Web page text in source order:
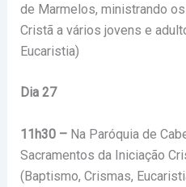
de Marmelos, ministrando
Cristã a vários jovens e
Eucaristia)
Dia 27
11h30 – Na Paróquia de
Sacramentos da Iniciação
(Baptismo, Crismas,